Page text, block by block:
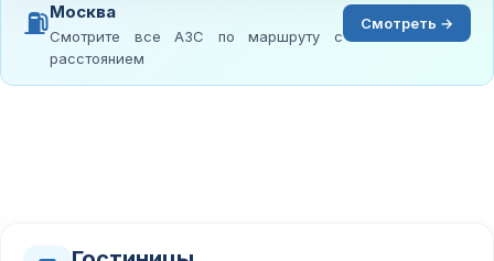
⛽Москва
Смотрите все АЗС по маршруту с
расстоянием
Смотреть →